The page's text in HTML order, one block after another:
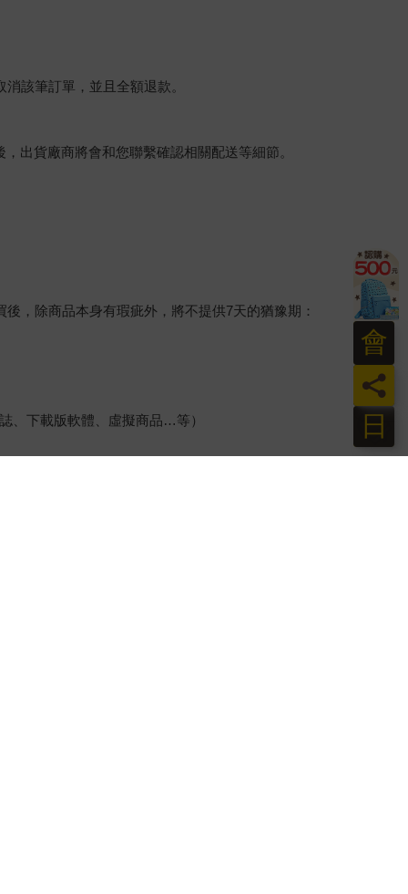
該筆訂單，並且全額退款。
出貨廠商將會和您聯繫確認相關配送等細節。
，除商品本身有瑕疵外，將不提供7天的猶豫期：
、下載版軟體、虛擬商品…等） 日
員
會